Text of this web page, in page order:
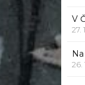
V
27.
26.